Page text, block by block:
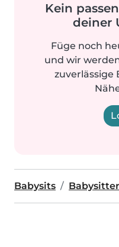
Kein
deiner
Füge noch
und wir
zuverlässige
Babysits Babysitter